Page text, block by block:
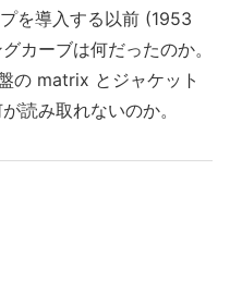
を導入する以前 (1953
カーブは何だったのか。
の matrix とジャケット
読み取れないのか。